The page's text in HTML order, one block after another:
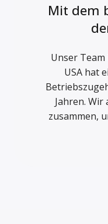
Mit dem
Unser
USA hat
Jahren.
zusammen,